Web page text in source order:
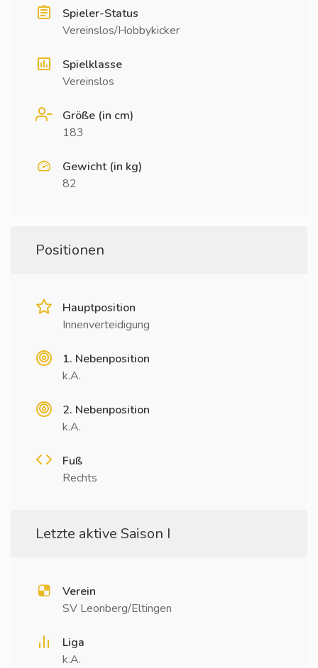
Spieler-Status
Vereinslos/Hobbykicker
Spielklasse
Vereinslos
Größe (in cm)
183
Gewicht (in kg)
82
Positionen
Hauptposition
Innenverteidigung
1. Nebenposition
k.A.
2. Nebenposition
k.A.
Fuß
Rechts
Letzte aktive Saison I
Verein
SV Leonberg/Eltingen
Liga
k.A.